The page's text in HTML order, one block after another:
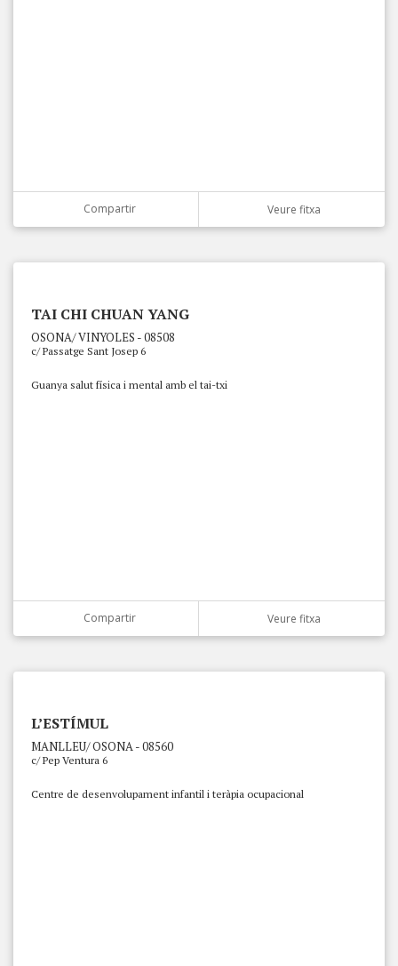
Compartir Veure fitxa
TAI CHI CHUAN YANG
OSONA/ VINYOLES - 08508
c/ Passatge Sant Josep 6
Guanya salut física i mental amb el tai-txi
Compartir Veure fitxa
L’ESTÍMUL
MANLLEU/ OSONA - 08560
c/ Pep Ventura 6
Centre de desenvolupament infantil i teràpia ocupacional